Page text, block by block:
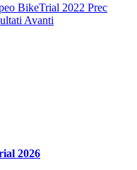
BikeTrial 2022 Prec
Avanti
2026